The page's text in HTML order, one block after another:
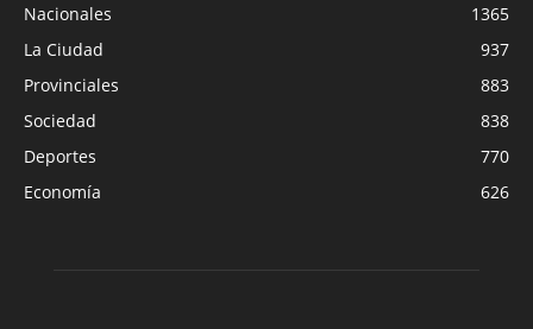
Nacionales
1365
La Ciudad
937
Provinciales
883
Sociedad
838
Deportes
770
Economía
626